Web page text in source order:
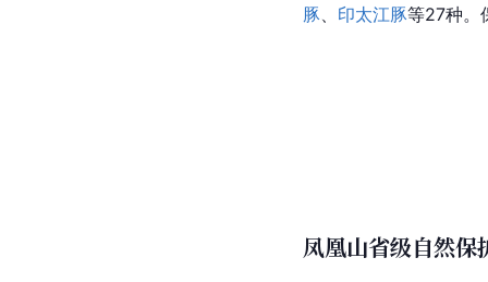
豚、 印太江豚等27种。
凤凰山省级自然保